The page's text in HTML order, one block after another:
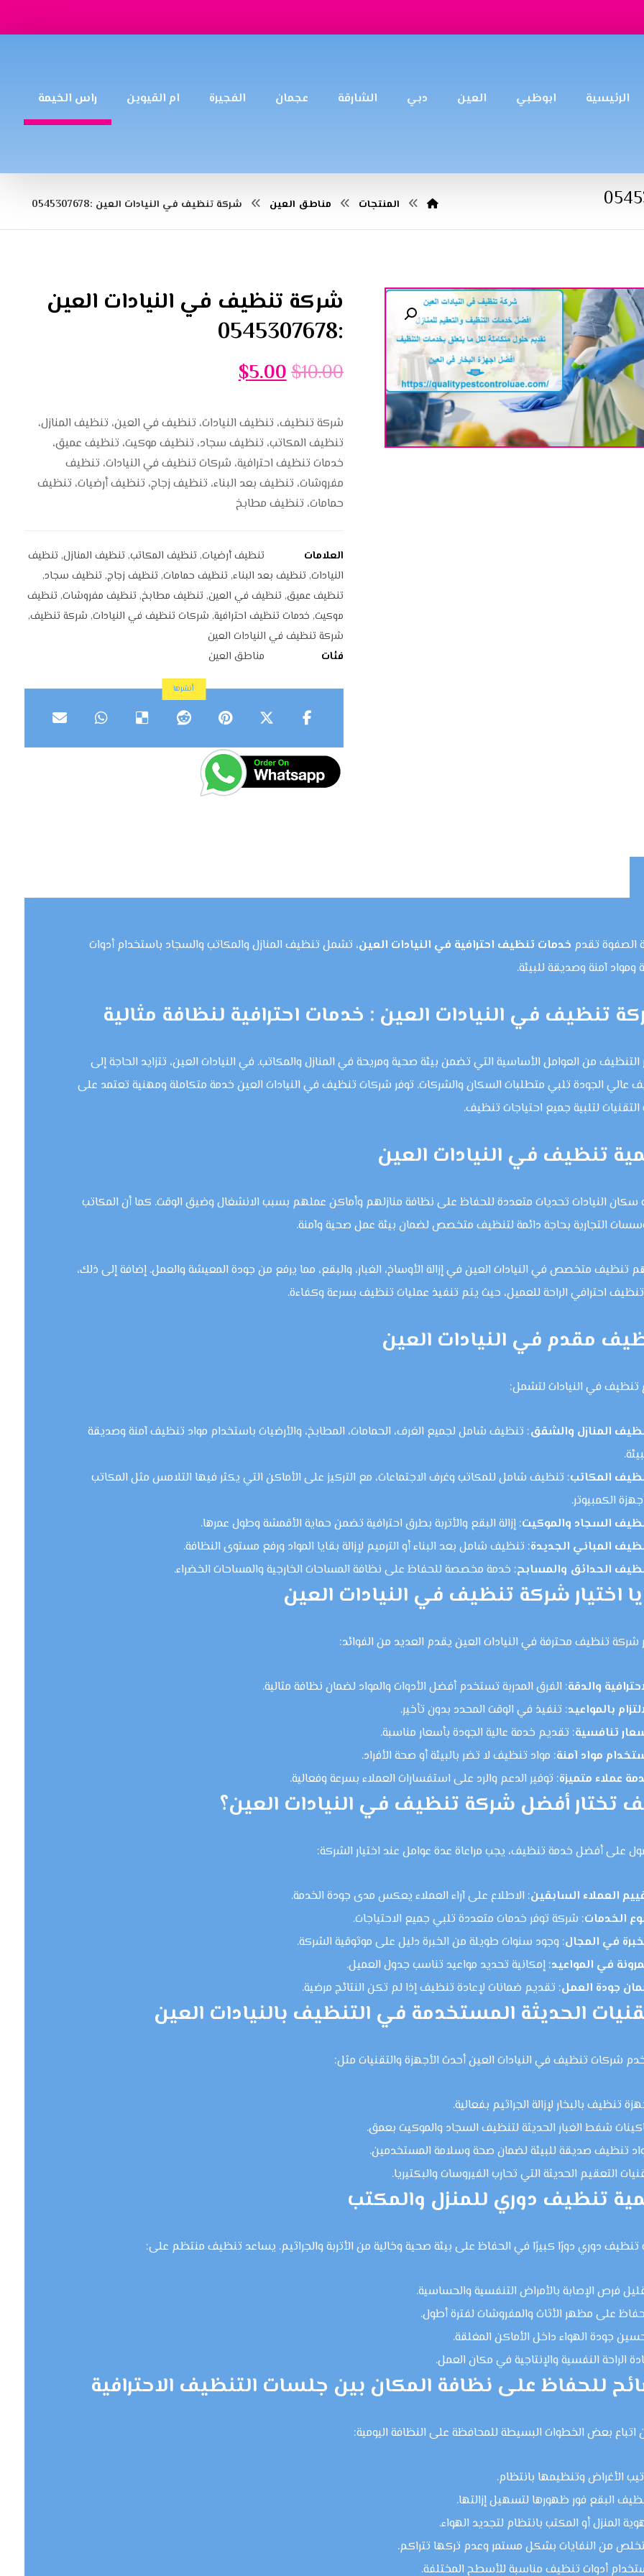
الرئيسية ابوظبي العين دبي الشارقة عجمان الفجيرة ام القيوين راس الخيمة
المنتجات مناطق العين شركة تنظيف في النيادات العين :0545307678
تكبير الصورة
شركة تنظيف في النيادات العين
:0545307678
$10.00
$5.00
شركة تنظيف، تنظيف النيادات، تنظيف في العين، تنظيف المنازل،
تنظيف المكاتب، تنظيف سجاد، تنظيف موكيت، تنظيف عميق،
خدمات تنظيف احترافية، شركات تنظيف في النيادات، تنظيف
مفروشات، تنظيف بعد البناء، تنظيف زجاج، تنظيف أرضيات، تنظيف
حمامات، تنظيف مطابخ
العلامات تنظيف أرضيات, تنظيف المكاتب, تنظيف المنازل, تنظيف
النيادات, تنظيف بعد البناء, تنظيف حمامات, تنظيف زجاج, تنظيف سجاد,
تنظيف عميق, تنظيف في العين, تنظيف مطابخ, تنظيف مفروشات, تنظيف
موكيت, خدمات تنظيف احترافية, شركات تنظيف في النيادات, شركة تنظيف,
شركة تنظيف في النيادات العين
فئات
مناطق العين
الصفوة تقدم خدمات تنظيف احترافية في النيادات العين، تشمل تنظيف المنازل والمكاتب والسجاد باستخدام أدوات
ومواد آمنة وصديقة للبيئة.
تنظيف في النيادات العين : خدمات احترافية لنظافة مثالية
التنظيف من العوامل الأساسية التي تضمن بيئة صحية ومريحة في المنازل والمكاتب. في النيادات العين، تتزايد الحاجة إلى
عالي الجودة تلبي متطلبات السكان والشركات. توفر شركات تنظيف في النيادات العين خدمة متكاملة ومهنية تعتمد على
لتلبية جميع احتياجات تنظيف.
تنظيف في النيادات العين
سكان النيادات تحديات متعددة للحفاظ على نظافة منازلهم وأماكن عملهم بسبب الانشغال وضيق الوقت. كما أن المكاتب
التجارية بحاجة دائمة لتنظيف متخصص لضمان بيئة عمل صحية وآمنة.
تنظيف متخصص في النيادات العين في إزالة الأوساخ، الغبار، والبقع، مما يرفع من جودة المعيشة والعمل. إضافة إلى ذلك،
احترافي الراحة للعميل، حيث يتم تنفيذ عمليات تنظيف بسرعة وكفاءة.
مقدم في النيادات العين
تنظيف في النيادات لتشمل:
المنازل والشقق: تنظيف شامل لجميع الغرف، الحمامات، المطابخ، والأرضيات باستخدام مواد تنظيف آمنة وصديقة
المكاتب: تنظيف شامل للمكاتب وغرف الاجتماعات، مع التركيز على الأماكن التي يكثر فيها التلامس مثل المكاتب
الكمبيوتر.
السجاد والموكيت: إزالة البقع والأتربة بطرق احترافية تضمن حماية الأقمشة وطول عمرها.
المباني الجديدة: تنظيف شامل بعد البناء أو الترميم لإزالة بقايا المواد ورفع مستوى النظافة.
الحدائق والمسابح: خدمة مخصصة للحفاظ على نظافة المساحات الخارجية والمساحات الخضراء.
اختيار شركة تنظيف في النيادات العين
شركة تنظيف محترفة في النيادات العين يقدم العديد من الفوائد:
والدقة: الفرق المدربة تستخدم أفضل الأدوات والمواد لضمان نظافة مثالية.
بالمواعيد: تنفيذ في الوقت المحدد بدون تأخير.
تنافسية: تقديم خدمة عالية الجودة بأسعار مناسبة.
مواد آمنة: مواد تنظيف لا تضر بالبيئة أو صحة الأفراد.
عملاء متميزة: توفير الدعم والرد على استفسارات العملاء بسرعة وفعالية.
تختار أفضل شركة تنظيف في النيادات العين؟
على أفضل خدمة تنظيف، يجب مراعاة عدة عوامل عند اختيار الشركة:
العملاء السابقين: الاطلاع على آراء العملاء يعكس مدى جودة الخدمة.
الخدمات: شركة توفر خدمات متعددة تلبي جميع الاحتياجات.
في المجال: وجود سنوات طويلة من الخبرة دليل على موثوقية الشركة.
في المواعيد: إمكانية تحديد مواعيد تناسب جدول العميل.
جودة العمل: تقديم ضمانات لإعادة تنظيف إذا لم تكن النتائج مرضية.
الحديثة المستخدمة في التنظيف بالنيادات العين
شركات تنظيف في النيادات العين أحدث الأجهزة والتقنيات مثل:
تنظيف بالبخار لإزالة الجراثيم بفعالية.
شفط الغبار الحديثة لتنظيف السجاد والموكيت بعمق.
تنظيف صديقة للبيئة لضمان صحة وسلامة المستخدمين.
التعقيم الحديثة التي تحارب الفيروسات والبكتيريا.
تنظيف دوري للمنزل والمكتب
تنظيف دوري دورًا كبيرًا في الحفاظ على بيئة صحية وخالية من الأتربة والجراثيم. يساعد تنظيف منتظم على:
فرص الإصابة بالأمراض التنفسية والحساسية.
على مظهر الأثاث والمفروشات لفترة أطول.
جودة الهواء داخل الأماكن المغلقة.
الراحة النفسية والإنتاجية في مكان العمل.
للحفاظ على نظافة المكان بين جلسات التنظيف الاحترافية
اتباع بعض الخطوات البسيطة للمحافظة على النظافة اليومية:
الأغراض وتنظيمها بانتظام.
البقع فور ظهورها لتسهيل إزالتها.
المنزل أو المكتب بانتظام لتجديد الهواء.
من النفايات بشكل مستمر وعدم تركها تتراكم.
أدوات تنظيف مناسبة للأسطح المختلفة.